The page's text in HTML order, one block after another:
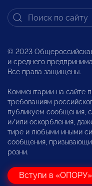
© 2023
и среднего
Все права защищены.
Комментарии на сайте
требованиям
публикуем сообщения,
и/или оскорбления,
тире и любыми иными
сообщения,
розни.
Вступи в «ОПОРУ»